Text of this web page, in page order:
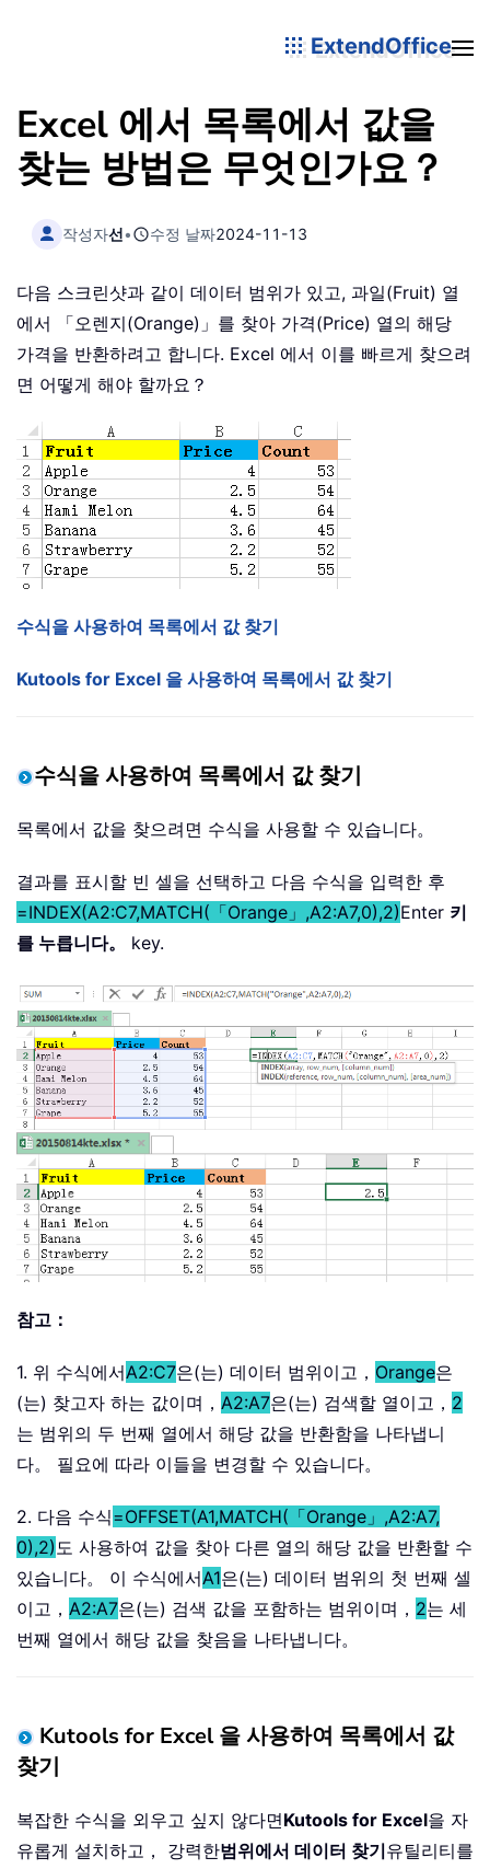
ExtendOffice
Excel 에서 목록에서 값을
찾는 방법은 무엇인가요？
작성자선• 수정 날짜2024-11-13
다음 스크린샷과 같이 데이터 범위가 있고, 과일(Fruit) 열
에서 「오렌지(Orange)」를 찾아 가격(Price) 열의 해당
가격을 반환하려고 합니다. Excel 에서 이를 빠르게 찾으려
면 어떻게 해야 할까요？
수식을 사용하여 목록에서 값 찾기
Kutools for Excel 을 사용하여 목록에서 값 찾기
수식을 사용하여 목록에서 값 찾기
목록에서 값을 찾으려면 수식을 사용할 수 있습니다。
결과를 표시할 빈 셀을 선택하고 다음 수식을 입력한 후
=INDEX(A2:C7,MATCH(「Orange」,A2:A7,0),2)Enter 키
를 누릅니다。
key.
참고：
1. 위 수식에서A2:C7은(는) 데이터 범위이고， Orange은
(는) 찾고자 하는 값이며， A2:A7은(는) 검색할 열이고， 2
는 범위의 두 번째 열에서 해당 값을 반환함을 나타냅니
다。 필요에 따라 이들을 변경할 수 있습니다。
2. 다음 수식=OFFSET(A1,MATCH(「Orange」,A2:A7,
0),2)도 사용하여 값을 찾아 다른 열의 해당 값을 반환할 수
있습니다。 이 수식에서A1은(는) 데이터 범위의 첫 번째 셀
이고， A2:A7은(는) 검색 값을 포함하는 범위이며， 2는 세
번째 열에서 해당 값을 찾음을 나타냅니다。
Kutools for Excel 을 사용하여 목록에서 값
찾기
복잡한 수식을 외우고 싶지 않다면Kutools for Excel을 자
유롭게 설치하고， 강력한범위에서 데이터 찾기유틸리티를